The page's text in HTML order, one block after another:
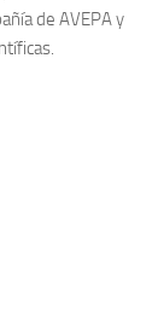
de AVEPA y